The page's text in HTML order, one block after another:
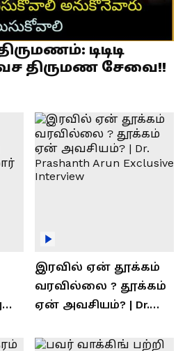
டிடிடி
திருமண சேவை!!
இரவில் ஏன் தூக்கம்
வரவில்லை ? தூக்கம்
ஏன் அவசியம்? | Dr.
Interview